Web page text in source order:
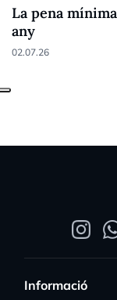
La pena
any
02.07.26
Informació